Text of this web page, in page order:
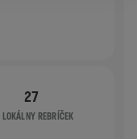
27
LOKÁLNY REBRÍČEK